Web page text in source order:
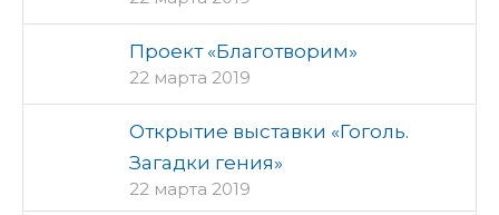
Проект «Благотворим»
22 марта 2019
Открытие выставки «Гоголь.
Загадки гения»
22 марта 2019